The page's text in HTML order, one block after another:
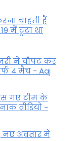
चाहती हैं
में टूटा था
ने चौपट कर
4 मैच - Aaj
गए टीम के
वीडियो -
अवतार में